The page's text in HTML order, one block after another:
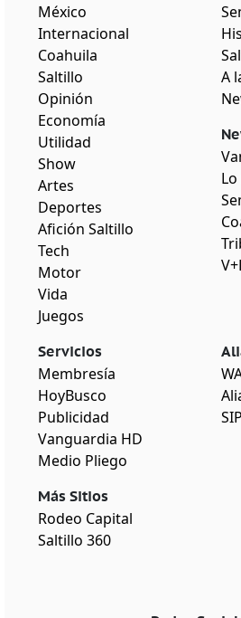
México
Internacional
Coahuila
Saltillo
Opinión
Economía
Utilidad
Show
Artes
Deportes
Afición Saltillo
Tech
Motor
Vida
Juegos
A
Servicios
Membresía
HoyBusco
Publicidad
Vanguardia HD
Medio Pliego
Más Sitios
Rodeo Capital
Saltillo 360
SIP